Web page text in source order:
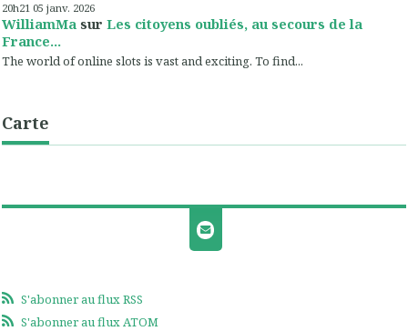
20h21 05 janv. 2026
WilliamMa sur Les citoyens oubliés, au secours de la
France...
The world of online slots is vast and exciting. To find...
Carte
S'abonner au flux RSS
S'abonner au flux ATOM